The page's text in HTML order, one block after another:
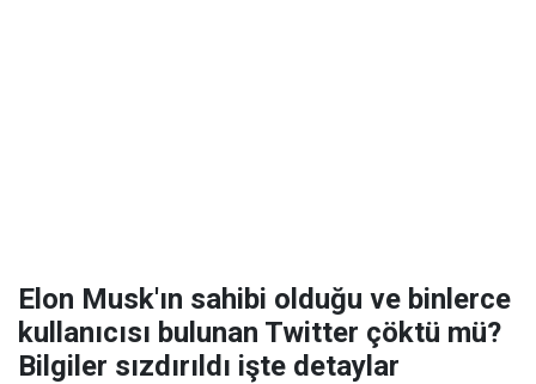
Elon Musk'ın sahibi olduğu ve binlerce
kullanıcısı bulunan Twitter çöktü mü?
Bilgiler sızdırıldı işte detaylar